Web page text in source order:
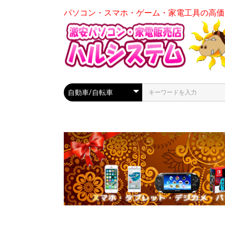
パソコン・スマホ・ゲーム・家電工具の高